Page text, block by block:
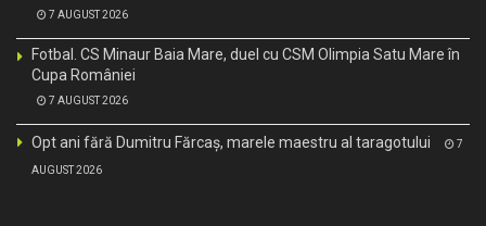
7 AUGUST 2026
Fotbal. CS Minaur Baia Mare, duel cu CSM Olimpia Satu Mare în
Cupa României
7 AUGUST 2026
Opt ani fără Dumitru Fărcaș, marele maestru al taragotului 7
AUGUST 2026